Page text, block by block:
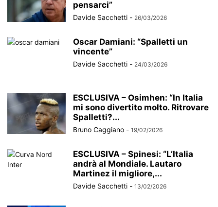
pensarci”
Davide Sacchetti - 26/03/2026
Oscar Damiani: “Spalletti un
vincente”
Davide Sacchetti - 24/03/2026
ESCLUSIVA – Osimhen: “In Italia
mi sono divertito molto. Ritrovare
Spalletti?...
Bruno Caggiano - 19/02/2026
ESCLUSIVA – Spinesi: “L’Italia
andrà al Mondiale. Lautaro
Martinez il migliore,...
Davide Sacchetti - 13/02/2026